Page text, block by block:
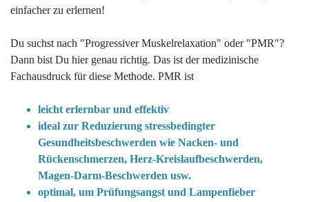
einfacher zu erlernen!
Du suchst nach "Progressiver Muskelrelaxation" oder "PMR"?
Dann bist Du hier genau richtig. Das ist der medizinische
Fachausdruck für diese Methode. PMR ist
leicht erlernbar und effektiv
ideal zur Reduzierung stressbedingter
Gesundheitsbeschwerden wie Nacken- und
Rückenschmerzen, Herz-Kreislaufbeschwerden,
Magen-Darm-Beschwerden usw.
optimal, um Prüfungsangst und Lampenfieber